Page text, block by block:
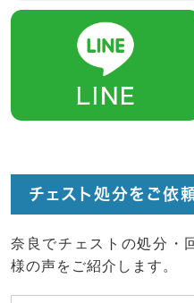
チェスト処分をご依
奈良でチェストの処分・
様の声をご紹介します。